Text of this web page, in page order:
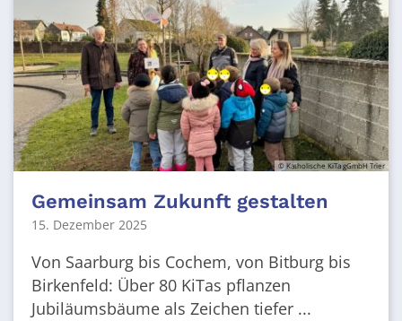
© Katholische KiTa gGmbH Trier
Gemeinsam Zukunft gestalten
15. Dezember 2025
Von Saarburg bis Cochem, von Bitburg bis
Birkenfeld: Über 80 KiTas pflanzen
Jubiläumsbäume als Zeichen tiefer ...